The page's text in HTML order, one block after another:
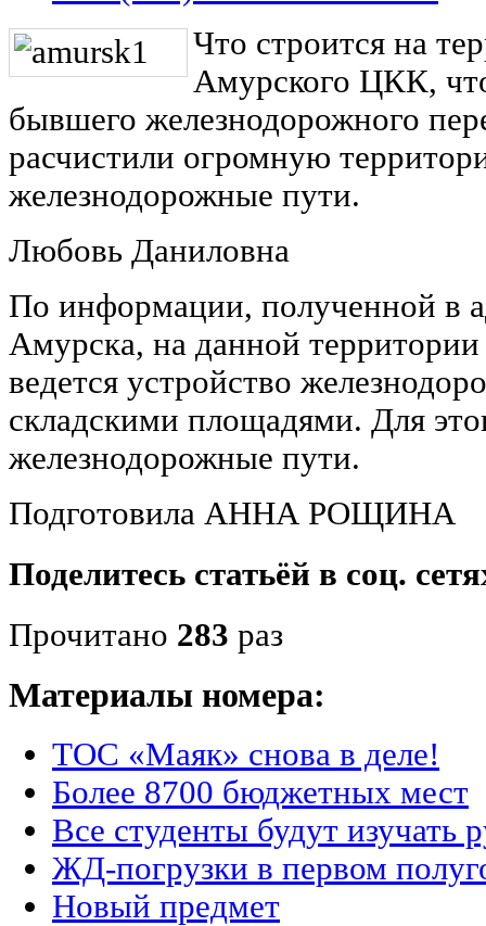
Что строится на
Амурского ЦКК,
бывшего железнодорожного
расчистили огромную
железнодорожные пути.
Любовь Даниловна
По информации, полученной в
Амурска, на данной
ведется устройство
складскими площадями. Для
железнодорожные пути.
Подготовила АННА РОЩИНА
Поделитесь статьёй в соц.
Прочитано 283 раз
Материалы номера:
ТОС «Маяк» снова в деле!
Более 8700 бюджетных мест
Все студенты будут изучать
ЖД-погрузки в первом
Новый предмет